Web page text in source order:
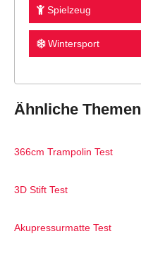
Spielzeug
Wintersport
Ähnliche Themen
366cm Trampolin Test
3D Stift Test
Akupressurmatte Test